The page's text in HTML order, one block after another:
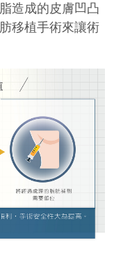
造成的皮膚凹凸
移植手術來讓術